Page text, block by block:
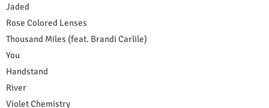
Jaded
Rose Colored Lenses
Thousand Miles (feat. Brandi Carlile)
You
Handstand
River
Violet Chemistry